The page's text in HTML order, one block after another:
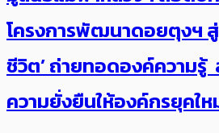
โครงการพัฒนาดอยตุงฯ
ชีวิต’ ถ่ายทอดองค์ความ
ความยั่งยืนให้องค์กรยุคให